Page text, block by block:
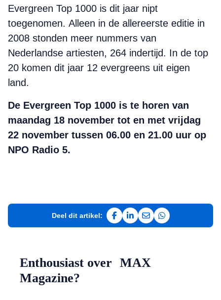
Evergreen Top 1000 is dit jaar nipt
toegenomen. Alleen in de allereerste editie in
2008 stonden meer nummers van
Nederlandse artiesten, 264 indertijd. In de top
20 komen dit jaar 12 evergreens uit eigen
land.
De Evergreen Top 1000 is te horen van
maandag 18 november tot en met vrijdag
22 november tussen 06.00 en 21.00 uur op
NPO Radio 5.
Deel dit artikel:
Deel op Facebook
Deel op LinkedIn
Deel via e-mail
Deel via
Enthousiast over MAX
Magazine?